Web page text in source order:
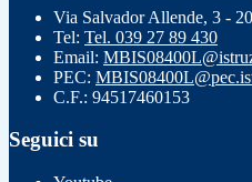
Via Salvador Allende, 3 -
Tel: Tel. 039 27 89 430
Email:
PEC:
C.F.: 94517460153
Seguici su